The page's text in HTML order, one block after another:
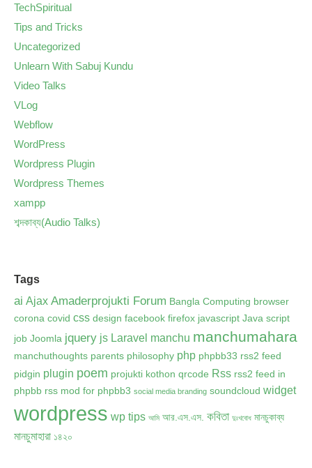
TechSpiritual
Tips and Tricks
Uncategorized
Unlearn With Sabuj Kundu
Video Talks
VLog
Webflow
WordPress
Wordpress Plugin
Wordpress Themes
xampp
শব্দকাব্য(Audio Talks)
Tags
ai Ajax Amaderprojukti Forum Bangla Computing browser
corona covid css design facebook firefox javascript Java script
job Joomla jquery js Laravel manchu manchumahara
manchuthoughts parents philosophy php phpbb33 rss2 feed
pidgin plugin poem projukti kothon qrcode Rss rss2 feed in
phpbb rss mod for phpbb3 social media branding soundcloud widget
wordpress wp tips আমি আর.এস.এস. কবিতা দুঃখবোধ মানচুকাব্য
মানচুমাহারা ১৪২০